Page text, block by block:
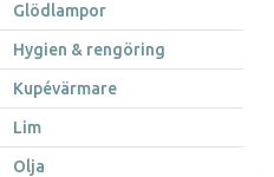
Glödlampor
Hygien & rengöring
Kupévärmare
Lim
Olja